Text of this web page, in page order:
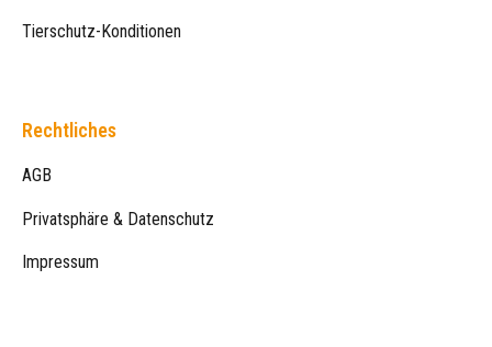
Tierschutz-Konditionen
Rechtliches
AGB
Privatsphäre & Datenschutz
Impressum